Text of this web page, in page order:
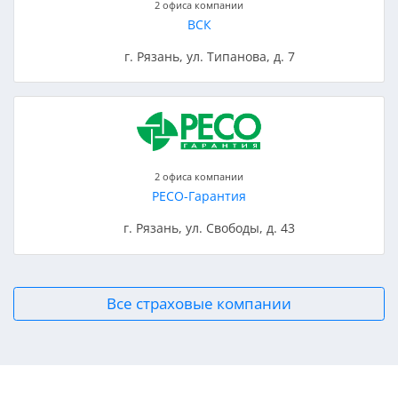
2 офиса компании
ВСК
г. Рязань, ул. Типанова, д. 7
2 офиса компании
РЕСО-Гарантия
г. Рязань, ул. Свободы, д. 43
Все страховые компании